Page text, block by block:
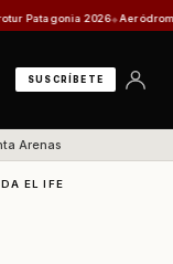
2026 Aeródromo de
SUSCRÍBETE
Arenas
EL IFE